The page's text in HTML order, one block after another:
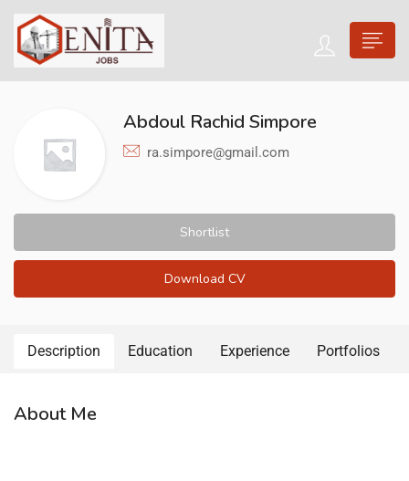
Abdoul Rachid Simpore
ra.simpore@gmail.com
Shortlist
Download CV
Description Education Experience Portfolios
About Me